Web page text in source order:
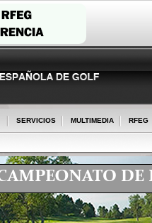
SERVICIOS MULTIMEDIA RFEG